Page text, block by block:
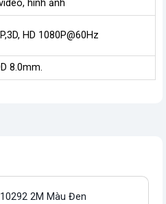
hình ảnh
HD 1080P@60Hz
8.0mm.
2M Màu Đen